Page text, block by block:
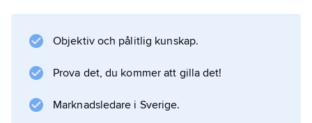
Objektiv och pålitlig kunskap.
Prova det, du kommer att gilla det!
Marknadsledare i Sverige.